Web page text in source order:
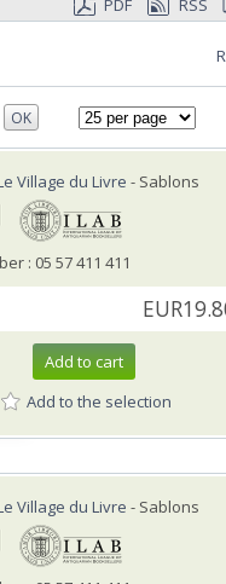
PDF RSS
OK
Village du Livre - Sablons
: 05 57 411 411
Add to cart
Add to the selection
Village du Livre - Sablons